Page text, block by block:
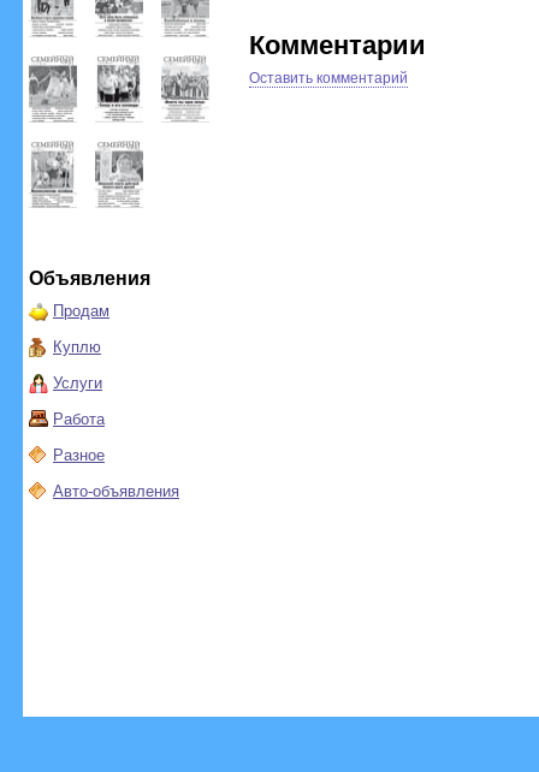
Объявления
Продам
Куплю
Услуги
Работа
Разное
Авто-объявления
Комментарии
Оставить комментарий